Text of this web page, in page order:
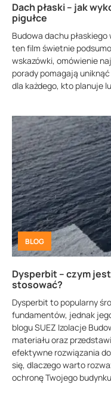
Dach płaski – jak
pigułce
Budowa dachu
ten film świetnie
wskazówki, omówienie
porady pomagają
dla każdego, kto planuje
BLOG
Dysperbit – czym
stosować?
Dysperbit to popularny
fundamentów, jednak
blogu SUEZ Izolacje
materiału oraz
efektywne rozwiązania
się, dlaczego warto
ochronę Twojego budynku